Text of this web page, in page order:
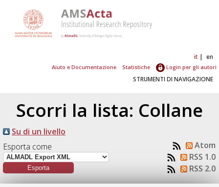
it en
Aiuto e Documentazione Statistiche Login per gli autori
STRUMENTI DI NAVIGAZIONE
Scorri la lista: Collane
Su di un livello
Esporta come
Atom
RSS 1.0
RSS 2.0